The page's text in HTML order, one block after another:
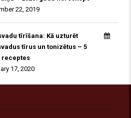
22, 2019
tīrīšana: Kā uzturēt
tīrus un tonizētus – 5
receptes
17, 2020